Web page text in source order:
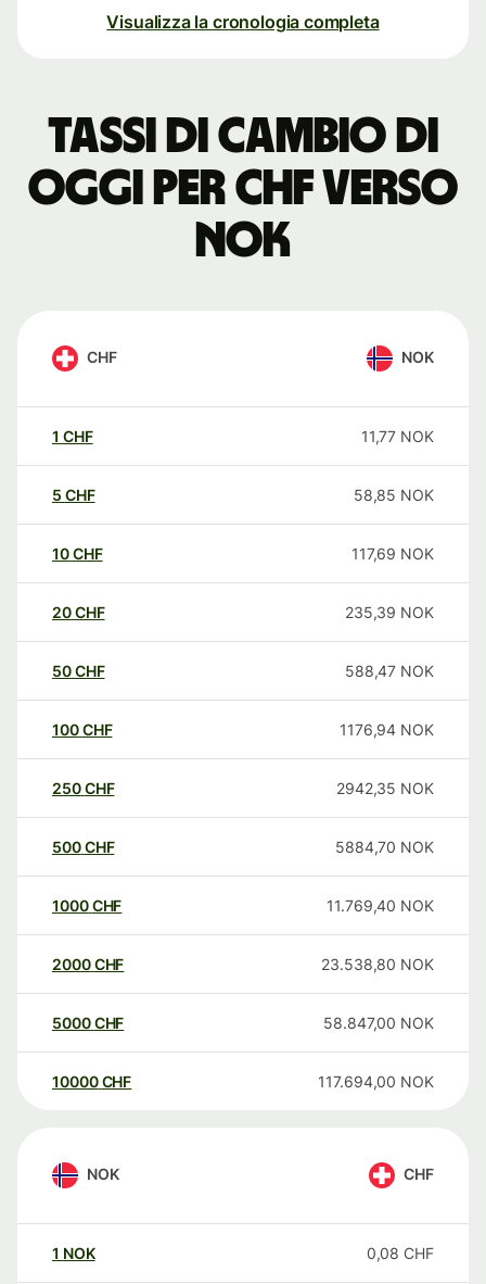
Visualizza la cronologia completa
Tassi di cambio di
oggi per CHF verso
NOK
CHF NOK
1 CHF 11,77 NOK
5 CHF 58,85 NOK
10CHF 117,69 NOK
20CHF 235,39 NOK
50CHF 588,47 NOK
100CHF 1176,94 NOK
250CHF 2942,35 NOK
500CHF 5884,70 NOK
1000CHF 11.769,40 NOK
2000CHF 23.538,80 NOK
5000CHF 58.847,00 NOK
10000 CHF 117.694,00 NOK
NOK CHF
1 NOK 0,08 CHF